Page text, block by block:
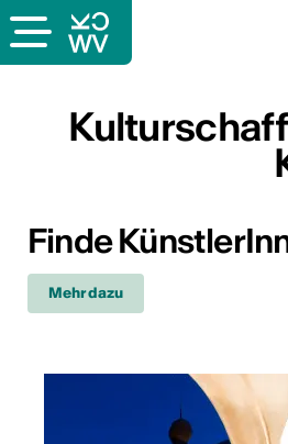
Finde
Mehr dazu